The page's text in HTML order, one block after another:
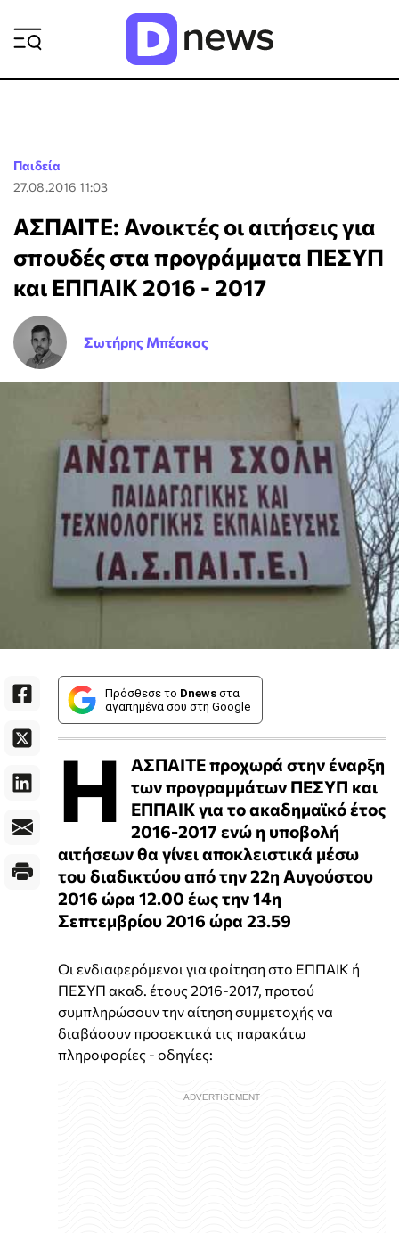
Παιδεία
27.08.2016 11:03
ΑΣΠΑΙΤΕ: Ανοικτές οι αιτήσεις για
σπουδές στα προγράμματα ΠΕΣΥΠ
και ΕΠΠΑΙΚ 2016 - 2017
Σωτήρης Μπέσκος
Πρόσθεσε το Dnews στα
αγαπημένα σου στη Google
Η
ΑΣΠΑΙΤΕ προχωρά στην έναρξη
των προγραμμάτων ΠΕΣΥΠ και
ΕΠΠΑΙΚ για το ακαδημαϊκό έτος
2016-2017 ενώ η υποβολή
αιτήσεων θα γίνει αποκλειστικά μέσω
του διαδικτύου από την 22η Αυγούστου
2016 ώρα 12.00 έως την 14η
Σεπτεμβρίου 2016 ώρα 23.59
Οι ενδιαφερόμενοι για φοίτηση στο ΕΠΠΑΙΚ ή
ΠΕΣΥΠ ακαδ. έτους 2016-2017, προτού
συμπληρώσουν την αίτηση συμμετοχής να
διαβάσουν προσεκτικά τις παρακάτω
πληροφορίες - οδηγίες: